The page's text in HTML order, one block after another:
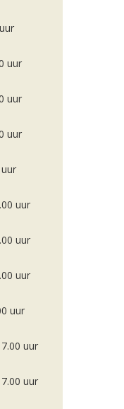
uur
uur
uur
uur
uur
uur
uur
uur
uur